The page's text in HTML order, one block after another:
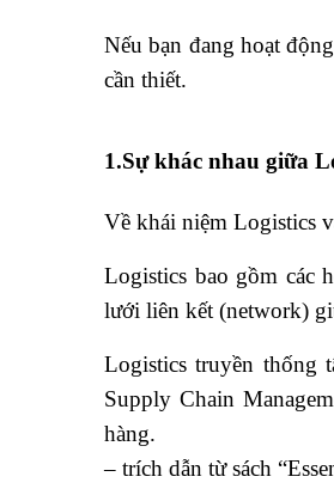
Nếu bạn đang hoạt
cần thiết.
1.Sự khác nhau giữa
Về khái niệm Logistics
Logistics bao gồm các
lưới liên kết (network)
Logistics truyền thống
Supply Chain
hàng.
– trích dẫn từ sách